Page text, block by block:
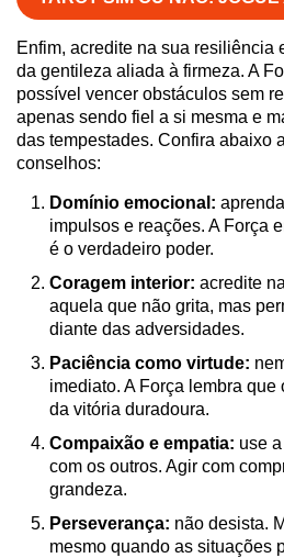
Enfim, acredite na sua resiliência
da gentileza aliada à firmeza. A
possível vencer obstáculos sem
apenas sendo fiel a si mesma e
das tempestades. Confira abaixo
conselhos:
Domínio emocional:
impulsos e reações. A Força
é o verdadeiro poder.
Coragem interior: acredite
aquela que não grita, mas
diante das adversidades.
Paciência como virtude:
imediato. A Força lembra
da vitória duradoura.
Compaixão e empatia: use
com os outros. Agir com
grandeza.
Perseverança: não desista.
mesmo quando as situações